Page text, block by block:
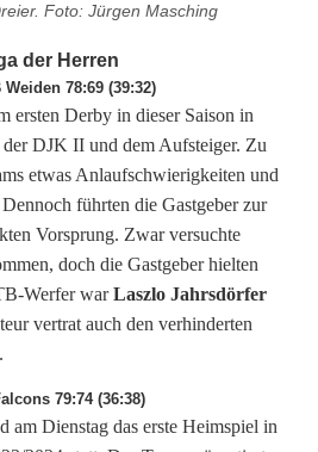
Foto: Jürgen Masching
der Herren
78:69 (39:32)
ersten Derby in dieser Saison in
DJK II und dem Aufsteiger. Zu
etwas Anlaufschwierigkeiten und
führten die Gastgeber zur
Vorsprung. Zwar versuchte
doch die Gastgeber hielten
Werfer warLaszlo Jahrsdörfer
vertrat auch den verhinderten
.
79:74 (36:38)
am Dienstag das erste Heimspiel in